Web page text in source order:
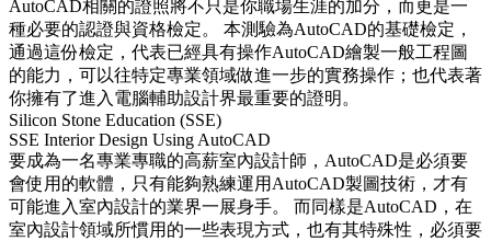
AutoCAD相關的證照將不只是你職場生涯的加分，而更是一
種必要的認證與資格檢定。 本測驗為AutoCAD的基礎檢定，
通過這份檢定，代表已經具有操作AutoCAD繪製一般工程圖
的能力，可以往特定專業領域做進一步的實務操作；也代表著
你擁有了進入電腦輔助設計界最重要的證明。
Silicon Stone Education (SSE)
SSE Interior Design Using AutoCAD
要成為一名專業專職的高薪室內設計師，AutoCAD是必須要
會使用的軟體，只有能夠熟練運用AutoCAD製圖技術，才有
可能進入室內設計的業界一展身手。 而同樣是AutoCAD，在
室內設計領域所慣用的一些表現方式，也有其特殊性，必須要